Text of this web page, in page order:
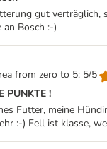
gut verträglich,
an Bosch :-)
from zero to 5: 5/5
PUNKTE !
Futter, meine
:-) Fell ist klasse,